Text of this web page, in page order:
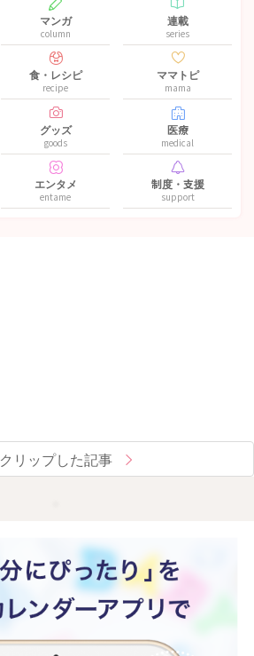
マンガ
column
連載
series
食・レシピ
recipe
ママトピ
mama
グッズ
goods
医療
medical
エンタメ
entame
制度・支援
support
クリップした記事